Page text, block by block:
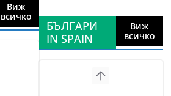
Виж
всичко
БЪЛГАРИ
IN SPAIN
Виж
всичко